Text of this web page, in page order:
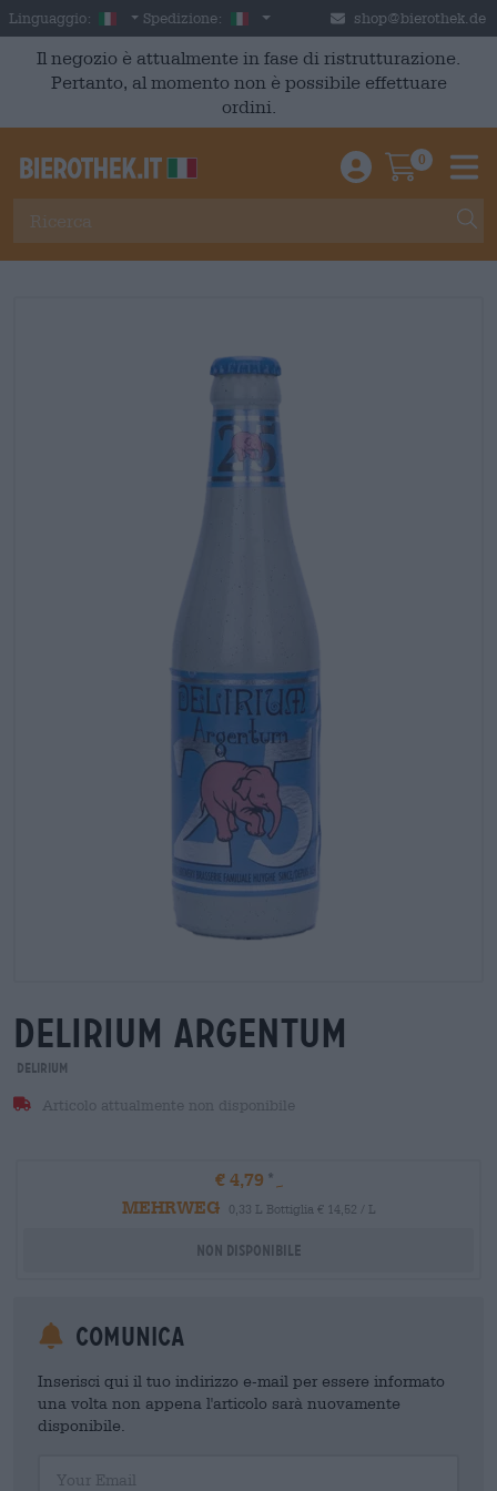
Skip to main content
Linguaggio: Italian
Spedizione: Italia shop@bierothek.de
Il negozio è attualmente in fase di ristrutturazione.
Pertanto, al momento non è possibile effettuare
ordini.
Einloggen /
0
delirium argentum
Delirium
Articolo attualmente non disponibile
€ 4,79
MEHRWEG
0,33 L Bottiglia € 14,52 / L
Non disponibile
Comunica
Inserisci qui il tuo indirizzo e-mail per essere informato
una volta non appena l'articolo sarà nuovamente
disponibile.